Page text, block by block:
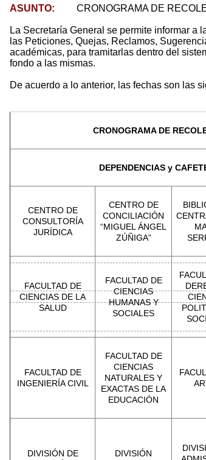
ASUNTO: CRONOGRAMA DE
La Secretaría General se permite informar
las Peticiones, Quejas, Reclamos,
académicas, para tramitarlas dentro del
fondo a las mismas.
De acuerdo a lo anterior, las fechas son las
CRONOGRAMA DE
DEPENDENCIAS y
CENTRO DE
CONSULTORÍA
JURÍDICA
CENTRO DE
CONCILIACIÓN
“MIGUEL ÁNGEL
ZÚÑIGA”
FACULTAD DE
CIENCIAS DE LA
SALUD
FACULTAD DE
CIENCIAS
HUMANAS Y
SOCIALES
FACULTAD DE
INGENIERÍA CIVIL
FACULTAD DE
CIENCIAS
NATURALES Y
EXACTAS DE LA
EDUCACIÓN
DIVISIÓN DE
DIVISIÓN